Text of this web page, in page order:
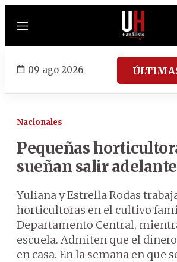
Menú
09 ago 2026
Nacionales
Pequeñas
sueñan salir adelante
Yuliana y Estrella Rodas
horticultoras en el cultivo
Departamento Central,
escuela. Admiten que el
en casa. En la semana en que